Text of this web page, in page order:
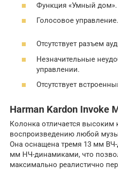
Функция «Умный дом».
Голосовое управление.
Отсутствует разъем
Незначительные
управлении.
Отсутствует
Harman Kardon Invoke
Колонка отличается высоким
воспроизведению любой
Она оснащена тремя 13 мм
мм НЧ-динамиками, что
максимально реалистично